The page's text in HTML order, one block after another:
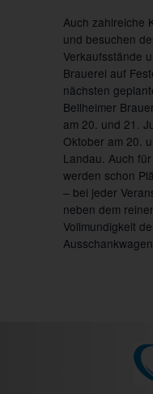
Auch zahlreiche
und besuchen
Verkaufsstände
Brauerei auf
nächsten
Bellheimer
am 20. und 21.
Oktober am 20.
Landau. Auch
werden schon
– bei jeder
neben dem
Vollmundigkeit